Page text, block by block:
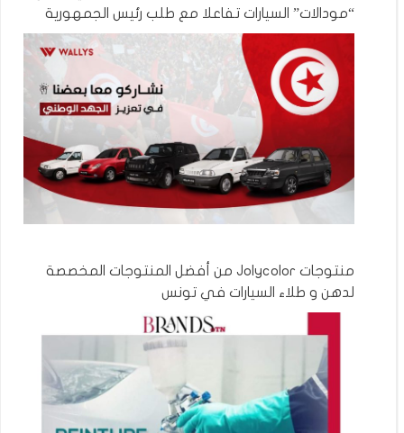
“مودالات” السيارات تفاعلا مع طلب رئيس الجمهورية
منتوجات Jolycolor من أفضل المنتوجات المخصصة
لدهن و طلاء السيارات في تونس